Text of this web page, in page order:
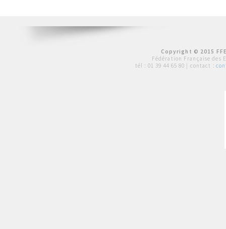
Copyright © 2015
Fédération Française des
tél : 01 39 44 65 80 | contact :